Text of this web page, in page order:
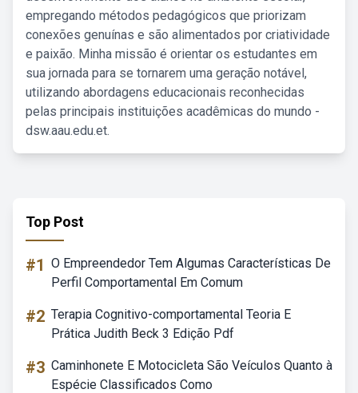
empregando métodos pedagógicos que priorizam
conexões genuínas e são alimentados por criatividade
e paixão. Minha missão é orientar os estudantes em
sua jornada para se tornarem uma geração notável,
utilizando abordagens educacionais reconhecidas
pelas principais instituições acadêmicas do mundo -
dsw.aau.edu.et.
Top Post
#1 O Empreendedor Tem Algumas Características De
Perfil Comportamental Em Comum
#2 Terapia Cognitivo-comportamental Teoria E
Prática Judith Beck 3 Edição Pdf
#3 Caminhonete E Motocicleta São Veículos Quanto à
Espécie Classificados Como